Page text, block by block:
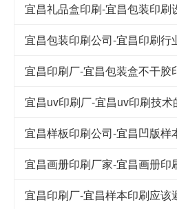
宜昌礼品盒印刷-宜昌包装印刷
宜昌包装印刷公司-宜昌印刷行
宜昌印刷厂-宜昌包装盒不干胶
宜昌uv印刷厂-宜昌uv印刷技术
宜昌样板印刷公司-宜昌凹版样
宜昌画册印刷厂家-宜昌画册印
宜昌印刷厂-宜昌样本印刷应该